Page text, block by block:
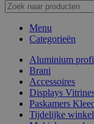
Menu
Categorieën
Aluminium
Brani
Accessoires
Displays
Paskamers
Tijdelijke